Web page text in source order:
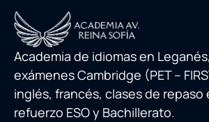
Academia de idiomas en
exámenes Cambridge (PET –
inglés, francés, clases de repaso
refuerzo ESO y Bachillerato.